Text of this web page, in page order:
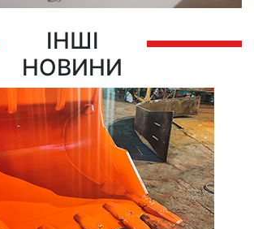
ІНШІ
НОВИНИ